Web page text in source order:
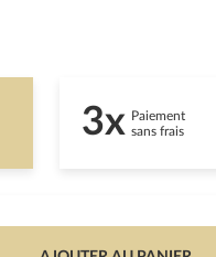
3x Paiement
sans frais